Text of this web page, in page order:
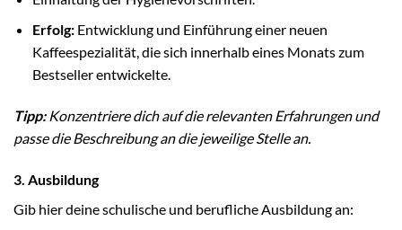
Erfolg:Entwicklung und Einführung einer neuen
Kaffeespezialität, die sich innerhalb eines Monats zum
Bestseller entwickelte.
Tipp:Konzentriere dich auf die relevanten Erfahrungen und
passe die Beschreibung an die jeweilige Stelle an.
3. Ausbildung
Gib hier deine schulische und berufliche Ausbildung an: